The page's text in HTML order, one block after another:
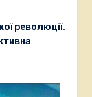
революції.